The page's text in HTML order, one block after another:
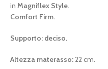
in Magniflex Style.
Comfort Firm.
Supporto: deciso.
Altezza materasso:22 cm.